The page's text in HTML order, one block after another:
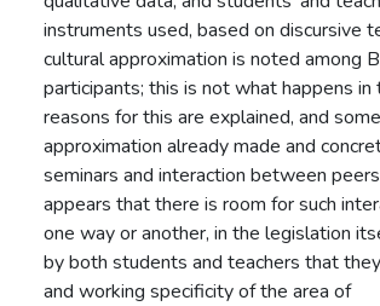
instruments used, based on discursive
cultural approximation is noted among
participants; this is not what happens
reasons for this are explained, and
approximation already made and
seminars and interaction between
appears that there is room for such
one way or another, in the legislation
by both students and teachers that
and working specificity of the area of